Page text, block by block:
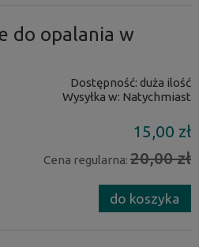
do opalania w
Dostępność: duża ilość
Wysyłka w: Natychmiast
15,00 zł
Cena regularna: 20,00 zł
do koszyka